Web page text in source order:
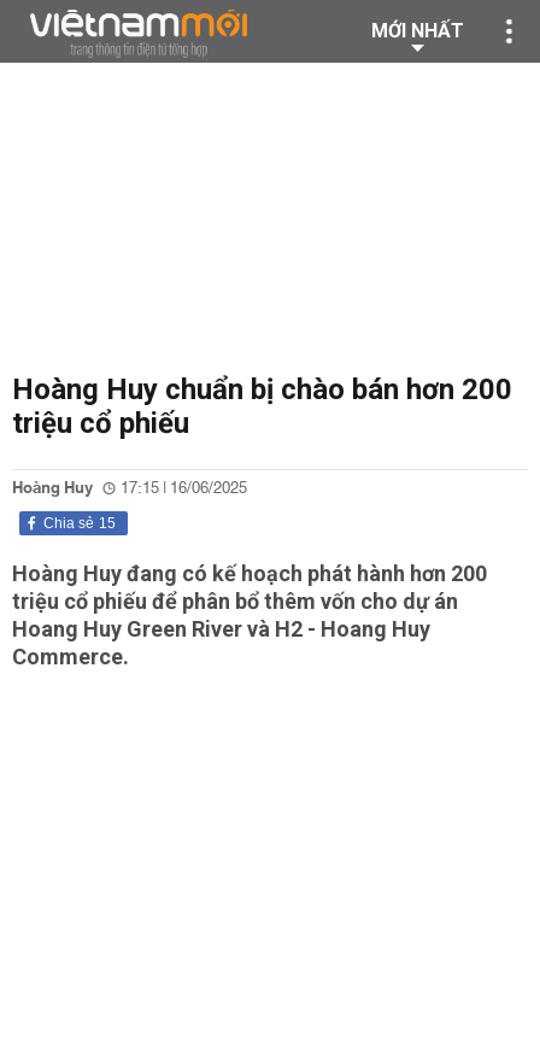
MỚI NHẤT
Hoàng Huy chuẩn bị chào bán hơn 200
triệu cổ phiếu
Hoàng Huy 17:15 | 16/06/2025
15
Chia sẻ
Hoàng Huy đang có kế hoạch phát hành hơn 200
triệu cổ phiếu để phân bổ thêm vốn cho dự án
Hoang Huy Green River và H2 - Hoang Huy
Commerce.